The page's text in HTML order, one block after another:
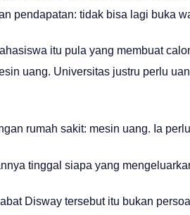
pendapatan: tidak bisa lagi buka
itu pula yang membuat
uang. Universitas justru perlu
rumah sakit: mesin uang. Ia
tinggal siapa yang
Disway tersebut itu bukan